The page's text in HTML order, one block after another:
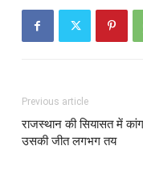
Previous article
राजस्थान की सियासत में
उसकी जीत लगभग तय